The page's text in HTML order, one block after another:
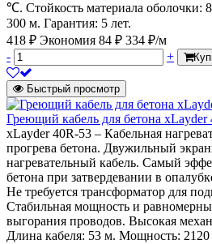
℃. Стойкость материала оболочки:
300 м. Гарантия: 5 лет.
418 ₽ Экономия 84 ₽ 334 ₽/м
-
+
Быстрый просмотр
Греющий кабель для бетона xLayder
xLayder 40R-53 – Кабельная
прогрева бетона. Двужильный
нагревательный кабель. Самый
бетона при затвердевании в
Не требуется трансформатор для
Стабильная мощность и
выгорания проводов. Высокая
Длина кабеля: 53 м. Мощность: